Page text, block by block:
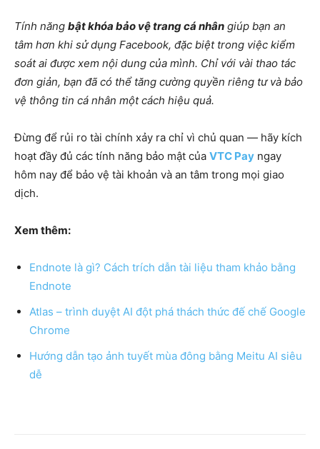
Tính năng bật khóa bảo vệ trang cá nhân giúp bạn an
tâm hơn khi sử dụng Facebook, đặc biệt trong việc kiểm
soát ai được xem nội dung của mình. Chỉ với vài thao tác
đơn giản, bạn đã có thể tăng cường quyền riêng tư và bảo
vệ thông tin cá nhân một cách hiệu quả.
Đừng để rủi ro tài chính xảy ra chỉ vì chủ quan — hãy kích
hoạt đầy đủ các tính năng bảo mật của VTC Pay ngay
hôm nay để bảo vệ tài khoản và an tâm trong mọi giao
dịch.
Xem thêm:
Endnote là gì? Cách trích dẫn tài liệu tham khảo bằng
Endnote
Atlas – trình duyệt AI đột phá thách thức đế chế Google
Chrome
Hướng dẫn tạo ảnh tuyết mùa đông bằng Meitu AI siêu
dễ